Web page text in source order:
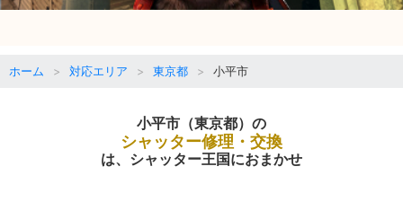
ホーム 対応エリア 東京都 小平市
小平市（東京都）の
シャッター修理・交換
は、シャッター王国におまかせ